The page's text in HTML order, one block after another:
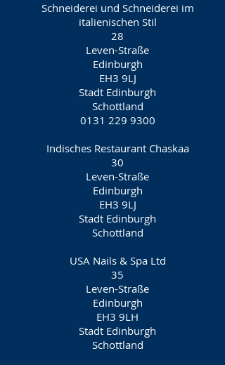
Schneiderei und Schneiderei im
italienischen Stil
28
Leven-Straße
Edinburgh
EH3 9LJ
Stadt Edinburgh
Schottland
0131 229 9300
Indisches Restaurant Chaskaa
30
Leven-Straße
Edinburgh
EH3 9LJ
Stadt Edinburgh
Schottland
USA Nails & Spa Ltd
35
Leven-Straße
Edinburgh
EH3 9LH
Stadt Edinburgh
Schottland